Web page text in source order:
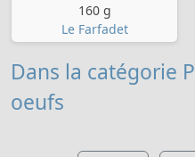
160 g
Le Farfadet
Dans la catégorie
oeufs